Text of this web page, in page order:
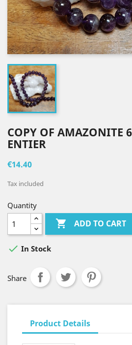
COPY OF AMAZONITE
ENTIER
€14.40
Tax included
Quantity
 ADD TO CART
 In Stock
Share
Product Details